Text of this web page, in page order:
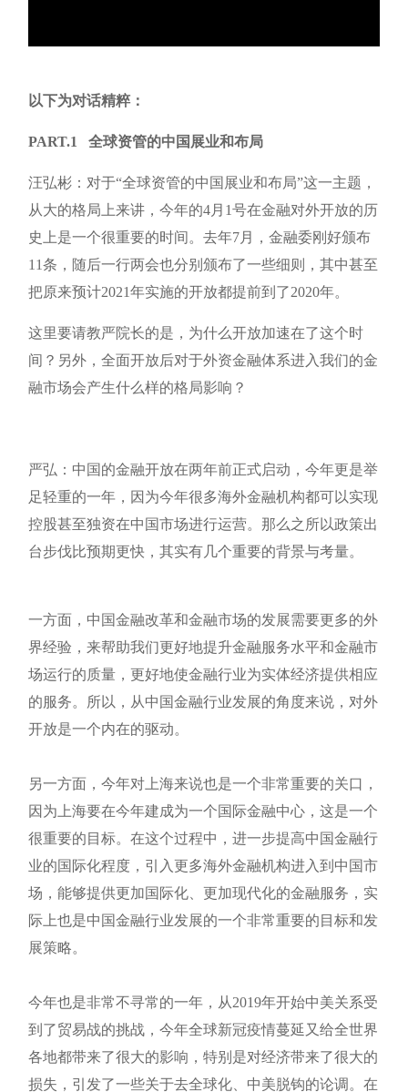
以下为对话精粹：
PART.1 全球资管的中国展业和布局
汪弘彬：对于“全球资管的中国展业和布局”这一主题，
从大的格局上来讲，今年的4月1号在金融对外开放的历
史上是一个很重要的时间。去年7月，金融委刚好颁布
11条，随后一行两会也分别颁布了一些细则，其中甚至
把原来预计2021年实施的开放都提前到了2020年。
这里要请教严院长的是，为什么开放加速在了这个时
间？另外，全面开放后对于外资金融体系进入我们的金
融市场会产生什么样的格局影响？
严弘：中国的金融开放在两年前正式启动，今年更是举
足轻重的一年，因为今年很多海外金融机构都可以实现
控股甚至独资在中国市场进行运营。那么之所以政策出
台步伐比预期更快，其实有几个重要的背景与考量。
一方面，中国金融改革和金融市场的发展需要更多的外
界经验，来帮助我们更好地提升金融服务水平和金融市
场运行的质量，更好地使金融行业为实体经济提供相应
的服务。所以，从中国金融行业发展的角度来说，对外
开放是一个内在的驱动。
另一方面，今年对上海来说也是一个非常重要的关口，
因为上海要在今年建成为一个国际金融中心，这是一个
很重要的目标。在这个过程中，进一步提高中国金融行
业的国际化程度，引入更多海外金融机构进入到中国市
场，能够提供更加国际化、更加现代化的金融服务，实
际上也是中国金融行业发展的一个非常重要的目标和发
展策略。
今年也是非常不寻常的一年，从2019年开始中美关系受
到了贸易战的挑战，今年全球新冠疫情蔓延又给全世界
各地都带来了很大的影响，特别是对经济带来了很大的
损失，引发了一些关于去全球化、中美脱钩的论调。在